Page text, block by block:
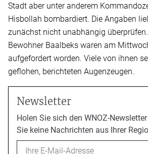
Stadt aber unter anderem
Hisbollah bombardiert. Die Angaben
zunächst nicht unabhängig
Bewohner Baalbeks waren am
aufgefordert worden. Viele von ihnen
geflohen, berichteten Augenzeugen.
Newsletter
Holen Sie sich den WNOZ-
Sie keine Nachrichten aus Ihrer
Email